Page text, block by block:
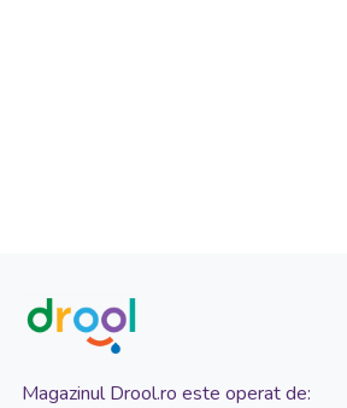
Magazinul Drool.ro este operat de: